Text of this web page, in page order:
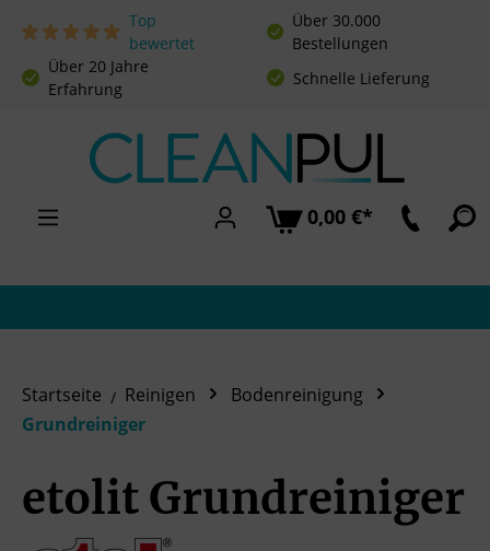
Zum Hauptinhalt springen
Top
bewertet
Über 30.000
Bestellungen
Über 20 Jahre
Erfahrung
Schnelle Lieferung
0,00 €*
Startseite Reinigen
Bodenreinigung
Grundreiniger
etolit Grundreiniger